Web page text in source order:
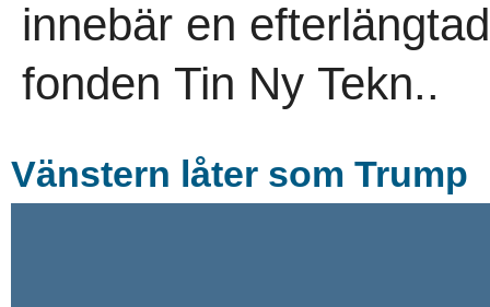
innebär en
fonden Tin Ny Tekn..
Vänstern låter som Trump